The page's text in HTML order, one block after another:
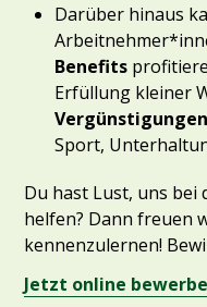
Darüber hinaus
Benefits
Erfüllung kleiner
Vergünstigungen
Sport,
Du hast Lust, uns bei
helfen? Dann freuen
kennenzulernen!
Jetzt online